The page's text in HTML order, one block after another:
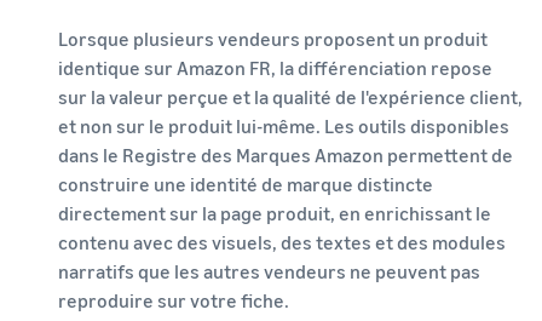
Lorsque plusieurs vendeurs proposent un produit
identique sur Amazon FR, la différenciation repose
sur la valeur perçue et la qualité de l'expérience client,
et non sur le produit lui-même. Les outils disponibles
dans le Registre des Marques Amazon permettent de
construire une identité de marque distincte
directement sur la page produit, en enrichissant le
contenu avec des visuels, des textes et des modules
narratifs que les autres vendeurs ne peuvent pas
reproduire sur votre fiche.